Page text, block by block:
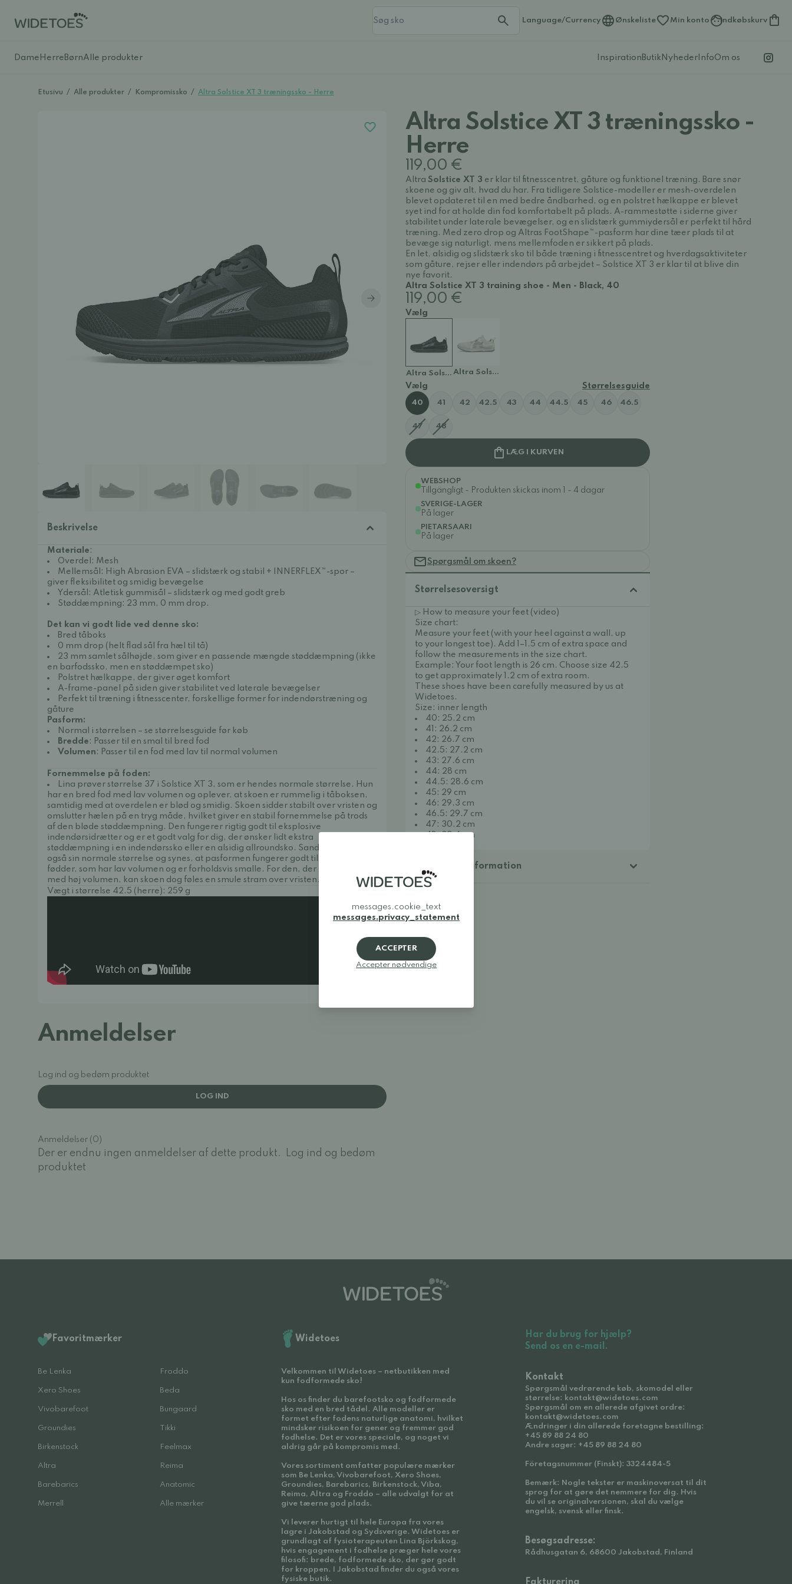
Language/Currency Ønskeliste Min konto Indkøbskurv
Dame Herre BørnAlle produkter Inspiration Butik Nyheder InfoOm os
Etusivu / Alle produkter / Kompromissko / Altra Solstice XT 3 træningssko - Herre
Beskrivelse
Materiale :
Overdel: Mesh
Mellemsål: High Abrasion EVA – slidstærk og stabil + INNERFLEX™-spor –
giver fleksibilitet og smidig bevægelse
Ydersål: Atletisk gummisål – slidstærk og med godt greb
Støddæmpning: 23 mm, 0 mm drop.
Det kan vi godt lide ved denne sko:
Bred tåboks
0 mm drop (helt flad sål fra hæl til tå)
23 mm samlet sålhøjde, som giver en passende mængde støddæmpning (ikke
en barfodssko, men en støddæmpet sko)
Polstret hælkappe, der giver øget komfort
A-frame-panel på siden giver stabilitet ved laterale bevægelser
Perfekt til træning i fitnesscenter, forskellige former for indendørstræning og
gåture
Pasform:
Normal i størrelsen – se størrelsesguide før køb
Bredde : Passer til en smal til bred fod
Volumen : Passer til en fod med lav til normal volumen
Fornemmelse på foden:
Lina prøver størrelse 37 i Solstice XT 3, som er hendes normale størrelse. Hun
har en bred fod med lav volumen og oplever, at skoen er rummelig i tåboksen,
samtidig med at overdelen er blød og smidig. Skoen sidder stabilt over vristen og
omslutter hælen på en tryg måde, hvilket giver en stabil fornemmelse på trods
af den bløde støddæmpning. Den fungerer rigtig godt til eksplosive
indendørsidrætter og er et godt valg for dig, der ønsker lidt ekstra
støddæmpning i en indendørssko eller en alsidig allroundsko. Sandra vælger
også sin normale størrelse og synes, at pasformen fungerer godt til hendes
fødder, som har lav volumen og er forholdsvis smalle. For den, der har en fod
med høj volumen, kan skoen dog føles en smule stram over vristen.
Vægt i størrelse 42.5 (herre): 259 g
Anmeldelser
Log ind og bedøm produktet
LOG IND
Anmeldelser (0)
Der er endnu ingen anmeldelser af dette produkt.
Log ind og bedøm
produktet
Altra Solstice XT 3 træningssko -
Herre
119,00 €
Altra Solstice XT 3 er klar til fitnesscentret, gåture og funktionel træning. Bare snør
skoene og giv alt, hvad du har. Fra tidligere Solstice-modeller er mesh-overdelen
blevet opdateret til en med bedre åndbarhed, og en polstret hælkappe er blevet
syet ind for at holde din fod komfortabelt på plads. A-rammestøtte i siderne giver
stabilitet under laterale bevægelser, og en slidstærk gummiydersål er perfekt til hård
træning. Med zero drop og Altras FootShape™-pasform har dine tæer plads til at
bevæge sig naturligt, mens mellemfoden er sikkert på plads.
En let, alsidig og slidstærk sko til både træning i fitnesscentret og hverdagsaktiviteter
som gåture, rejser eller indendørs på arbejdet – Solstice XT 3 er klar til at blive din
nye favorit.
Altra Solstice XT 3 training shoe - Men - Black, 40
119,00 €
Vælg
Altra Solstice XT 3 training shoe - Men - Black
Altra Solstice XT 3 training shoe - Men - White
Vælg Størrelsesguide
40 41 42 42.5 43 44 44.5 45 46 46.5
47 48
LÆG I KURVEN
WEBSHOP
Tillgängligt - Produkten skickas inom 1 - 4 dagar
SVERIGE-LAGER
På lager
PIETARSAARI
På lager
Spørgsmål om skoen?
Størrelsesoversigt
▷ How to measure your feet (video)
Size chart:
Measure your feet (with your heel against a wall, up
to your longest toe). Add 1–1.5 cm of extra space and
follow the measurements in the size chart.
Example: Your foot length is 26 cm. Choose size 42.5
to get approximately 1.2 cm of extra room.
These shoes have been carefully measured by us at
Widetoes.
Size: inner length
40: 25.2 cm
41: 26.2 cm
42: 26.7 cm
42.5: 27.2 cm
43: 27.6 cm
44: 28 cm
44.5: 28.6 cm
45: 29 cm
46: 29.3 cm
46.5: 29.7 cm
47: 30.2 cm
48: 30.6 cm
Yderligere information
Favoritmærker
Be Lenka Froddo
Xero Shoes Beda
Vivobarefoot Bungaard
Groundies Tikki
Birkenstock Feelmax
Altra Reima
Barebarics Anatomic
Merrell Alle mærker
Widetoes
Velkommen til Widetoes – netbutikken med
kun fodformede sko!
Hos os finder du barefootsko og fodformede
sko med en bred tådel. Alle modeller er
formet efter fodens naturlige anatomi, hvilket
mindsker risikoen for gener og fremmer god
fodhelse. Det er vores speciale, og noget vi
aldrig går på kompromis med.
Vores sortiment omfatter populære mærker
som Be Lenka, Vivobarefoot, Xero Shoes,
Groundies, Barebarics, Birkenstock, Viba,
Reima, Altra og Froddo – alle udvalgt for at
give tæerne god plads.
Vi leverer hurtigt til hele Europa fra vores
lagre i Jakobstad og Sydsverige. Widetoes er
grundlagt af fysioterapeuten Lina Björkskog,
hvis engagement i fodhelse præger hele vores
filosofi: brede, fodformede sko, der gør godt
for kroppen. I Jakobstad finder du også vores
fysiske butik.
Har du brug for hjælp?
Send os en e-mail.
Kontakt
Spørgsmål vedrørende køb, skomodel eller
størrelse: kontakt@widetoes.com
Spørgsmål om en allerede afgivet ordre:
kontakt@widetoes.com
Ændringer i din allerede foretagne bestilling:
+45 89 88 24 80
Andre sager: +45 89 88 24 80
Företagsnummer (Finskt): 3324484-5
Bemærk: Nogle tekster er maskinoversat til dit
sprog for at gøre det nemmere for dig. Hvis
du vil se originalversionen, skal du vælge
engelsk, svensk eller finsk.
Besøgsadresse:
Rådhusgatan 6, 68600 Jakobstad, Finland
messages.cookie_text
messages.privacy_statement
ACCEPTER
Accepter nødvendige